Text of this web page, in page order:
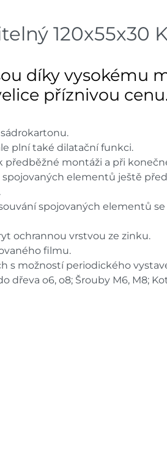
120x55x30
díky vysokému
příznivou
plní také dilatační funkci.
předběžné montáži a při
elementů ještě
spojovaných elementů
ochrannou vrstvou ze zinku.
filmu.
s možností periodického
dřeva o6, o8; Šrouby M6, M8;